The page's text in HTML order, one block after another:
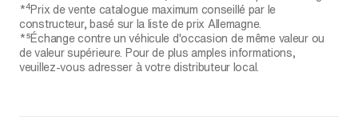
*4Prix de vente catalogue maximum conseillé par le
constructeur, basé sur la liste de prix Allemagne.
*⁵Échange contre un véhicule d'occasion de même valeur ou
de valeur supérieure. Pour de plus amples informations,
veuillez-vous adresser à votre distributeur local.